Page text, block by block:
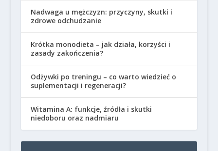
Nadwaga u mężczyzn: przyczyny, skutki i
zdrowe odchudzanie
Krótka monodieta – jak działa, korzyści i
zasady zakończenia?
Odżywki po treningu – co warto wiedzieć o
suplementacji i regeneracji?
Witamina A: funkcje, źródła i skutki
niedoboru oraz nadmiaru